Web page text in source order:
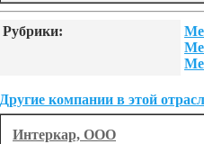
Рубрики:
Другие компании в этой
Интеркар, ООО